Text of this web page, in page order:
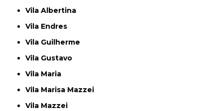
Vila Albertina
Vila Endres
Vila Guilherme
Vila Gustavo
Vila Maria
Vila Marisa Mazzei
Vila Mazzei